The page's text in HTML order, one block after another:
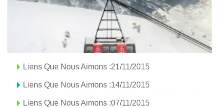
Liens Que Nous Aimons :21/11/2015
Liens Que Nous Aimons :14/11/2015
Liens Que Nous Aimons :07/11/2015